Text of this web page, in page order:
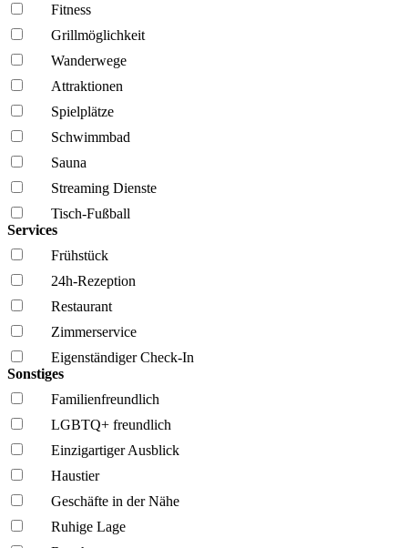
Fitness
Grillmöglich­keit
Wanderwege
Attraktionen
Spielplätze
Schwimmbad
Sauna
Streaming Dienste
Tisch-Fußball
Services
Frühstück
24h-Rezeption
Restaurant
Zimmerservice
Eigenständiger Check-In
Sonstiges
Familien­freundlich
LGBTQ+ freundlich
Einzigartiger Ausblick
Haustier
Geschäfte in der Nähe
Ruhige Lage